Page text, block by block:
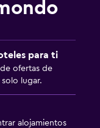
para ti
ofertas de
lugar.
alojamientos